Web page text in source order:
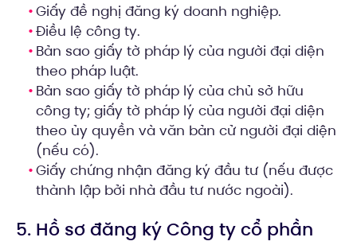
Giấy đề nghị đăng ký doanh nghiệp.
Điều lệ công ty.
Bản sao giấy tờ pháp lý của người đại diện
theo pháp luật.
Bản sao giấy tờ pháp lý của chủ sở hữu
công ty; giấy tờ pháp lý của người đại diện
theo ủy quyền và văn bản cử người đại diện
(nếu có).
Giấy chứng nhận đăng ký đầu tư (nếu được
thành lập bởi nhà đầu tư nước ngoài).
5. Hồ sơ đăng ký Công ty cổ phần